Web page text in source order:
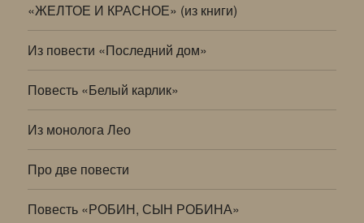
«ЖЕЛТОЕ И КРАСНОЕ» (из книги)
Из повести «Последний дом»
Повесть «Белый карлик»
Из монолога Лео
Про две повести
Повесть «РОБИН, СЫН РОБИНА»